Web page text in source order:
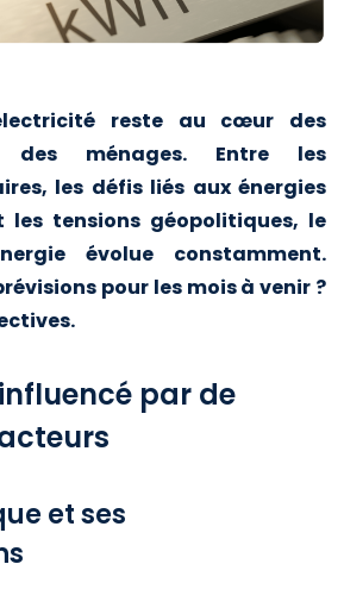
reste au cœur des
des ménages. Entre les
les défis liés aux énergies
les tensions géopolitiques, le
évolue constamment.
pour les mois à venir ?
par de
et ses